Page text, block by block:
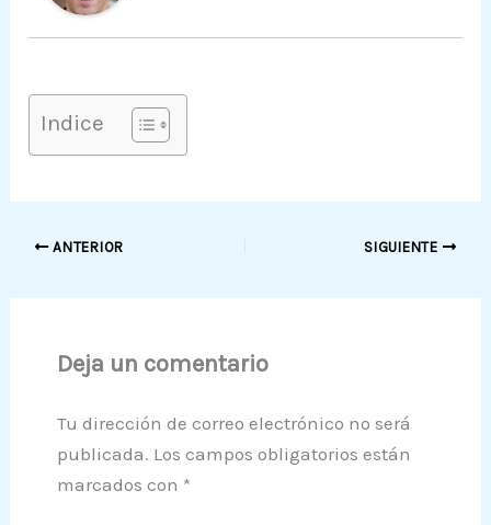
Indice
ANTERIOR SIGUIENTE
Deja un comentario
Tu dirección de correo electrónico no será
publicada. Los campos obligatorios están
marcados con *